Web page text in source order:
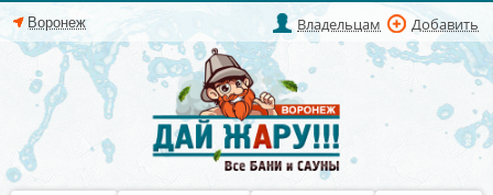
Владельцам Добавить